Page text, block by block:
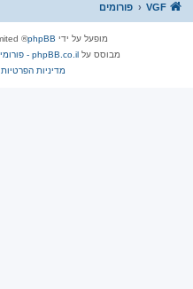
VGF פורומים
מופעל על ידי phpBB
® Forum Software © phpBB Limited
מבוסס על phpBB.co.il - פורומים בעברית
מדיניות הפרטיות